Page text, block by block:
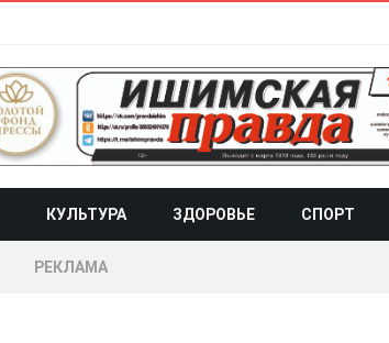
КУЛЬТУРА ЗДОРОВЬЕ СПОРТ
РЕКЛАМА